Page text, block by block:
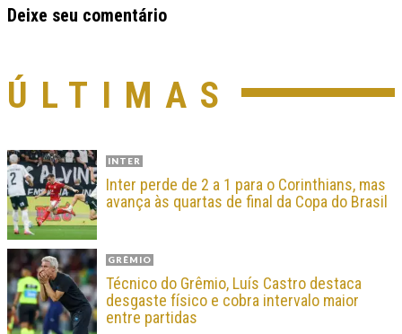
Deixe seu comentário
ÚLTIMAS
INTER
Inter perde de 2 a 1 para o Corinthians, mas
avança às quartas de final da Copa do Brasil
GRÊMIO
Técnico do Grêmio, Luís Castro destaca
desgaste físico e cobra intervalo maior
entre partidas